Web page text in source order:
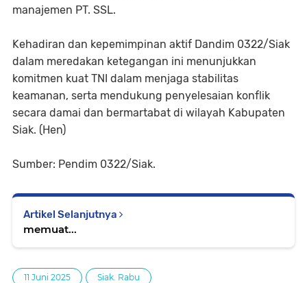
manajemen PT. SSL.
Kehadiran dan kepemimpinan aktif Dandim 0322/Siak
dalam meredakan ketegangan ini menunjukkan
komitmen kuat TNI dalam menjaga stabilitas
keamanan, serta mendukung penyelesaian konflik
secara damai dan bermartabat di wilayah Kabupaten
Siak. (Hen)
Sumber: Pendim 0322/Siak.
Artikel Selanjutnya
memuat...
11 Juni 2025 Siak. Rabu